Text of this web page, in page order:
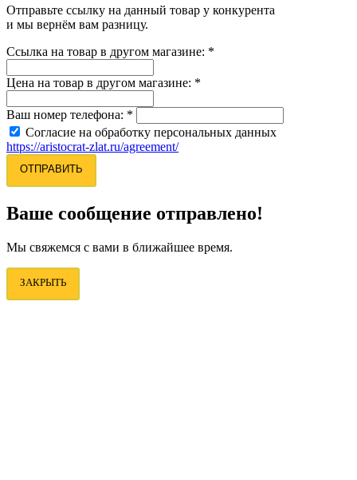
Отправьте ссылку на данный товар у конкурента
и мы вернём вам разницу.
Ссылка на товар в другом магазине: *
Цена на товар в другом магазине: *
Ваш номер телефона: *
Согласие на обработку персональных данных
https://aristocrat-zlat.ru/agreement/
ОТПРАВИТЬ
Ваше сообщение отправлено!
Мы свяжемся с вами в ближайшее время.
ЗАКРЫТЬ